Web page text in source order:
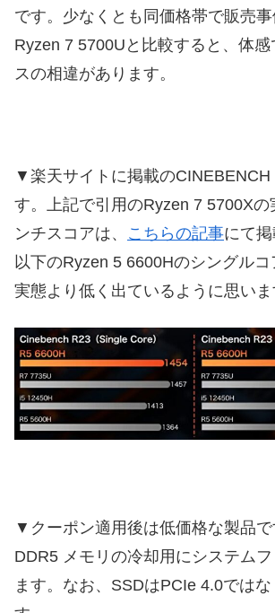
です。少なくとも同価格帯で販売事
Ryzen 7 5700Uと比較すると、体
スの相違があります。
▼楽天サイトに掲載のCINEBENCH
す。上記で引用のRyzen 7 5700X
ンチスコアは、 こちらの記事にて掲
以下のRyzen 5 6600Hのシングルコ
実態より低く出ているように思いま
▼クーポン適用後は低価格な製品で
DDR5 メモリの冷却用にシステム
ます。なお、SSDはPCIe 4.0では